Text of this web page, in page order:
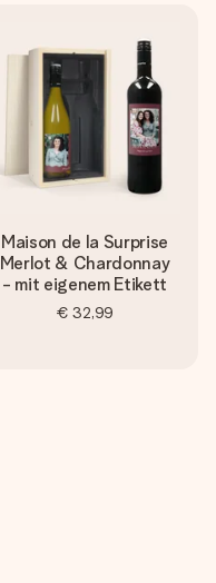
Maison de la Surprise
Merlot & Chardonnay
- mit eigenem Etikett
€ 32,99